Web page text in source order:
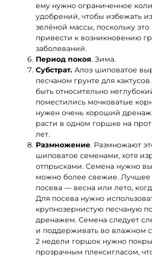
ему нужно ограниченное
удобрений, чтобы избежать
зелёной массы, поскольку
привести к возникновению
заболеваний.
Период покоя. Зима.
Субстрат. Алоэ шиповатое
песчаном грунте для
быть относительно
поместились мочковатые
нужен очень хороший
расти в одном горшке на
лет.
Размножение. Размножают
шиповатое семенами, хотя
отпрысками. Семена нужно
можно более свежие. Лучшее
посева — весна или лето,
Для посева нужно
крупнозернистую песчаную
дренажем. Семена следует
и поддерживать во влажном
2 недели горшок нужно
прозрачным плексигласом,